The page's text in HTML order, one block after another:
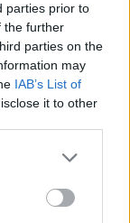
parties prior to
the further
parties on the
may
IAB’s List of
it to other
μετά τις